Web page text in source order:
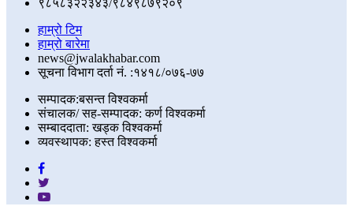
९८५८३२२३४३/९८४९८७९२०९
हाम्रो टिम
हाम्रो बारेमा
news@jwalakhabar.com
सूचना विभाग दर्ता नं. :१४१८/०७६-७७
सम्पादक:बसन्त विश्वकर्मा
संचालक/ सह-सम्पादक: कर्ण विश्वकर्मा
सम्बाददाता: खड्क विश्वकर्मा
व्यवस्थापक: हस्त विश्वकर्मा